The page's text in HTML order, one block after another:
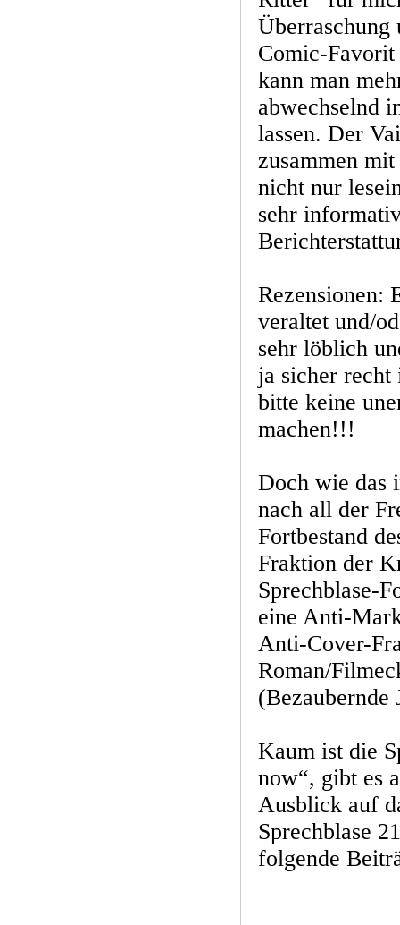
Überraschung
Comic-
kann man
abwechselnd
lassen. Der
zusammen
nicht nur
sehr
Rezensionen:
veraltet und/
sehr löblich
ja sicher recht
bitte keine
machen!!!
Doch wie das
nach all der
Fortbestand
Fraktion der
Sprechblase-
eine Anti-
Anti-Cover-
Roman/
(Bezaubernde
Kaum ist die
now“, gibt es
Ausblick auf
Sprechblase
folgende